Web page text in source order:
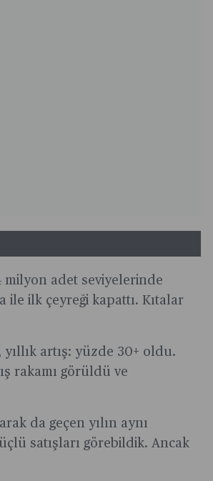
milyon adet seviyelerinde
ile ilk çeyreği kapattı. Kıtalar
yıllık artış: yüzde 30+ oldu.
rakamı görüldü ve
da geçen yılın aynı
satışları görebildik. Ancak